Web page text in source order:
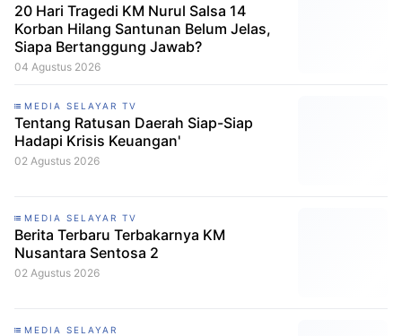
20 Hari Tragedi KM Nurul Salsa 14
Korban Hilang Santunan Belum Jelas,
Siapa Bertanggung Jawab?
04 Agustus 2026
MEDIA SELAYAR TV
Tentang Ratusan Daerah Siap-Siap
Hadapi Krisis Keuangan'
02 Agustus 2026
MEDIA SELAYAR TV
Berita Terbaru Terbakarnya KM
Nusantara Sentosa 2
02 Agustus 2026
MEDIA SELAYAR